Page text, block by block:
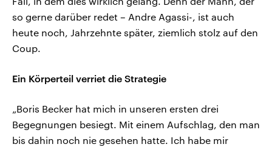
so gerne darüber redet – Andre Agassi-, ist auch
heute noch, Jahrzehnte später, ziemlich stolz auf den
Coup.
Ein Körperteil verriet die Strategie
„Boris Becker hat mich in unseren ersten drei
Begegnungen besiegt. Mit einem Aufschlag, den man
bis dahin noch nie gesehen hatte. Ich habe mir